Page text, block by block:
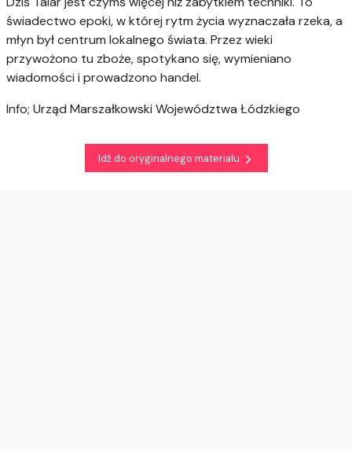
świadectwo epoki, w której rytm życia wyznaczała rzeka, a
młyn był centrum lokalnego świata. Przez wieki
przywożono tu zboże, spotykano się, wymieniano
wiadomości i prowadzono handel.
Info; Urząd Marszałkowski Województwa Łódzkiego
Idź do oryginalnego materiału